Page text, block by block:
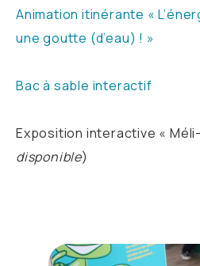
Animation itinérante «
une goutte (d’eau) ! »
Bac à sable interactif
Exposition interactive « Méli-
disponible)